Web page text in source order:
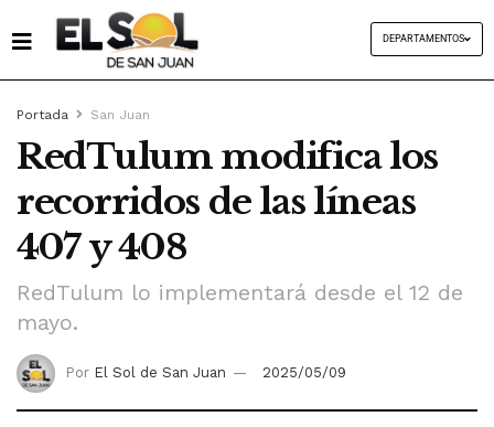
DEPARTAMENTOS
Portada San Juan
RedTulum modifica los
recorridos de las líneas
407 y 408
RedTulum lo implementará desde el 12 de
mayo.
Por El Sol de San Juan 2025/05/09